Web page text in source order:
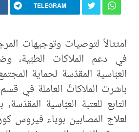
TELEGRAM
امتثالاً لتوصيات وتوجيهات
في دعم الملاكات الطبّية،
العبّاسية المقدّسة لحماية
باشرت الملاكاتُ العاملة في قسم
التابع للعتبة العبّاسية
لعلاج المصابين بوباء فيروس